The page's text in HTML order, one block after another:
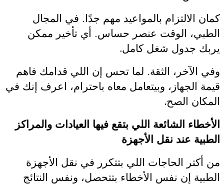
كمان الالتزام بالمواعيد مهم جدًا. في المجال
الطبي، الوقت عنصر حساس. أي تأخير ممكن
يربك جدول شغل كامل.
وفي الآخر، الثقة. لما تحس إن اللي قدامك فاهم
قيمة الجهاز، وبيتعامل معاه باحترام، اعرف إنك في
المكان الصح.
الأخطاء الشائعة اللي بتقع فيها العيادات والمراكز
الطبية عند نقل الأجهزة
من أكتر الحاجات اللي بتتكرر في نقل الأجهزة
الطبية إن نفس الأخطاء بتتحصل، ونفس النتائج